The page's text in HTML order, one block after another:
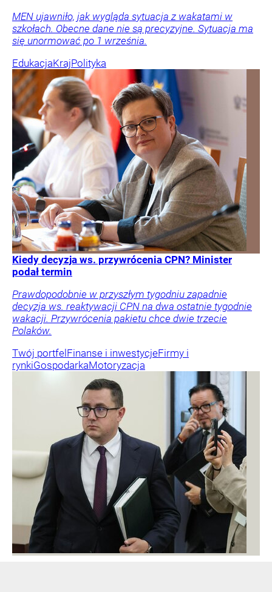
MEN ujawniło, jak wygląda sytuacja z wakatami w
szkołach. Obecne dane nie są precyzyjne. Sytuacja ma
się unormować po 1 września.
EdukacjaKrajPolityka
Kiedy decyzja ws. przywrócenia CPN? Minister
podał termin
Prawdopodobnie w przyszłym tygodniu zapadnie
decyzja ws. reaktywacji CPN na dwa ostatnie tygodnie
wakacji. Przywrócenia pakietu chce dwie trzecie
Polaków.
Twój portfel Finanse i inwestycjeFirmy i
rynkiGospodarkaMotoryzacja